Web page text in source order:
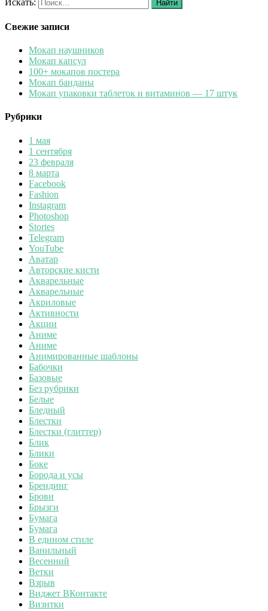
Найти
Свежие записи
Мокап наушников
Мокап капсул
100+ мокапов постера
Мокап банданы
Мокап упаковки таблеток и витаминов — 17 штук
Рубрики
1 мая
1 сентября
23 февраля
8 марта
Facebook
Fashion
Instagram
Photoshop
Stories
Telegram
YouTube
Аватар
Авторские кисти
Акварельные
Акварельные
Акриловые
Активности
Акции
Аниме
Аниме
Анимированные шаблоны
Бабочки
Базовые
Без рубрики
Белые
Бледный
Блестки
Блестки (глиттер)
Блик
Блики
Боке
Борода и усы
Брендинг
Брови
Брызги
Бумага
Бумага
В едином стиле
Ванильный
Весенний
Ветки
Взрыв
Виджет ВКонтакте
Визитки